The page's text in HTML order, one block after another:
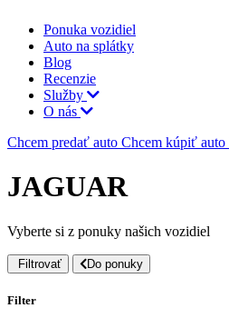
Ponuka vozidiel
Auto na splátky
Blog
Recenzie
Služby
O nás
Chcem predať auto Chcem kúpiť auto
JAGUAR
Vyberte si z ponuky našich vozidiel
Filtrovať Do ponuky
Filter